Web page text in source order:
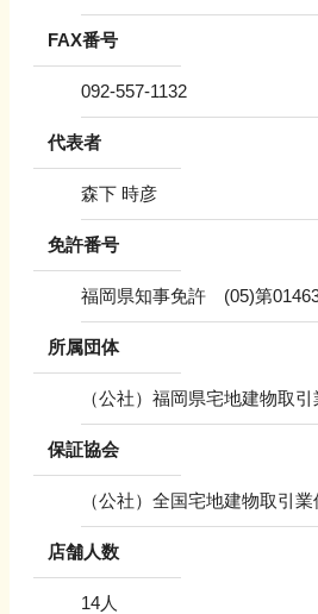
FAX番号
092-557-1132
代表者
森下 時彦
免許番号
福岡県知事免許 (05)第
所属団体
（公社）福岡県宅地建物取
保証協会
（公社）全国宅地建物取引
店舗人数
14人